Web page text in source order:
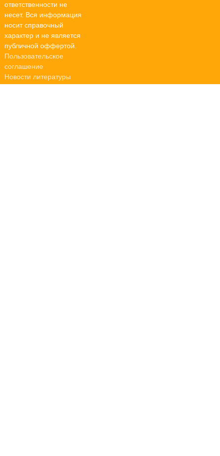
ответственности не
несет. Вся информация
носит справочный
характер и не является
публичной оффертой.
Пользовательское
соглашение
Новости литературы